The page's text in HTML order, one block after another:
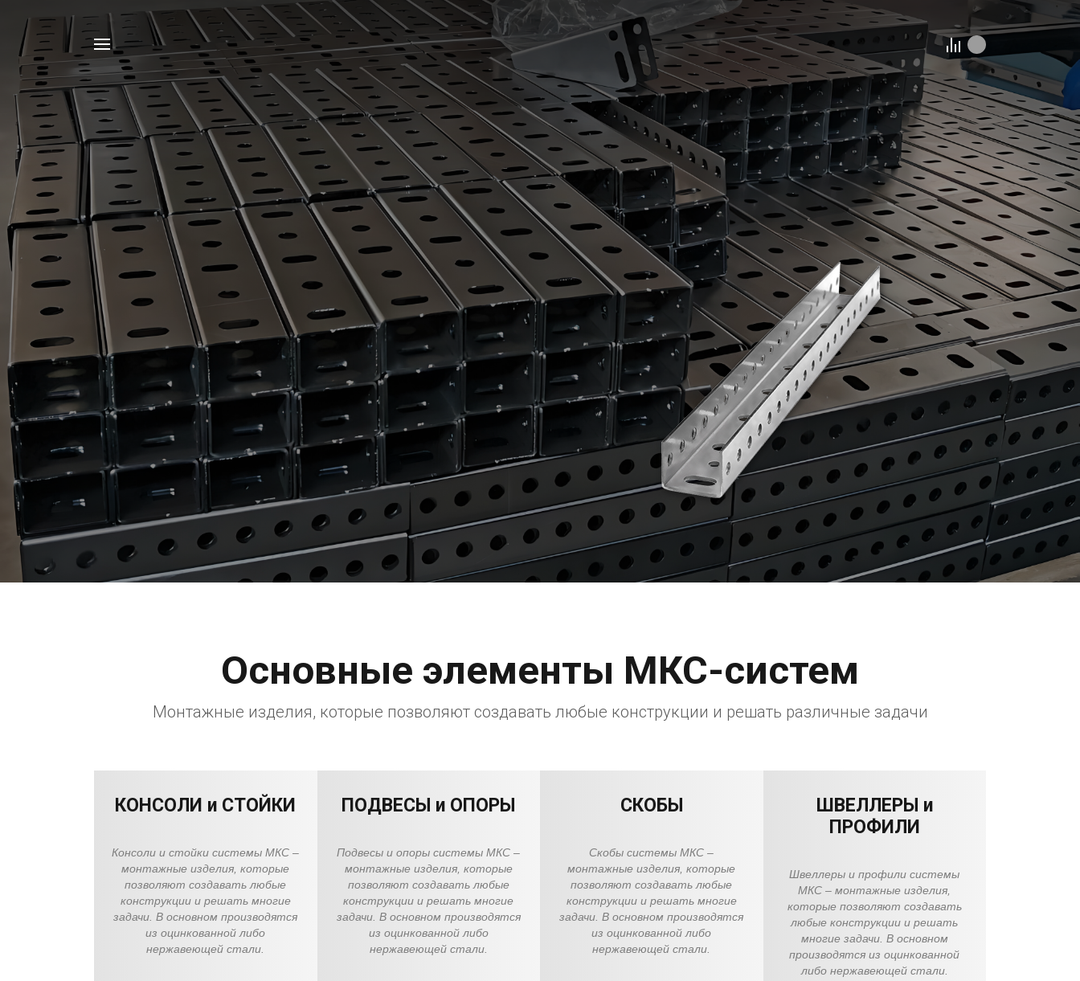
в каталоге
Найти
Например,
Лоток
Основные элементы МКС-систем
Монтажные изделия, которые позволяют создавать любые конструкции и решать различные задачи
КОНСОЛИ и СТОЙКИ
Консоли и стойки системы МКС –
монтажные изделия, которые
позволяют создавать любые
конструкции и решать многие
задачи. В основном производятся
из оцинкованной либо
нержавеющей стали.
ПОДВЕСЫ и ОПОРЫ
Подвесы и опоры системы МКС –
монтажные изделия, которые
позволяют создавать любые
конструкции и решать многие
задачи. В основном производятся
из оцинкованной либо
нержавеющей стали.
СКОБЫ
Скобы системы МКС –
монтажные изделия, которые
позволяют создавать любые
конструкции и решать многие
задачи. В основном производятся
из оцинкованной либо
нержавеющей стали.
ШВЕЛЛЕРЫ и
ПРОФИЛИ
Швеллеры и профили системы
МКС – монтажные изделия,
которые позволяют создавать
любые конструкции и решать
многие задачи. В основном
производятся из оцинкованной
либо нержавеющей стали.